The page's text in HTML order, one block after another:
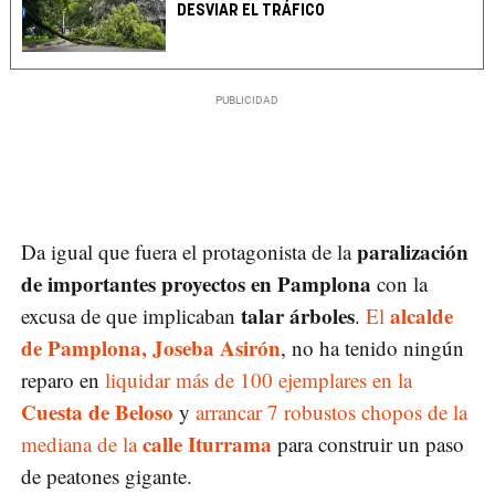
DESVIAR EL TRÁFICO
Da igual que fuera el protagonista de laparalización
de importantes proyectos en Pamplona con la
excusa de que implicaban talar árboles. El alcalde
de Pamplona, Joseba Asirón, no ha tenido ningún
reparo en liquidar más de 100 ejemplares en la
Cuesta de Beloso y arrancar 7 robustos chopos de la
mediana de lacalle Iturrama para construir un paso
de peatones gigante.